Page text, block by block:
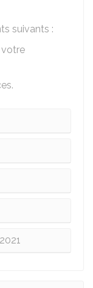
suivants :
votre